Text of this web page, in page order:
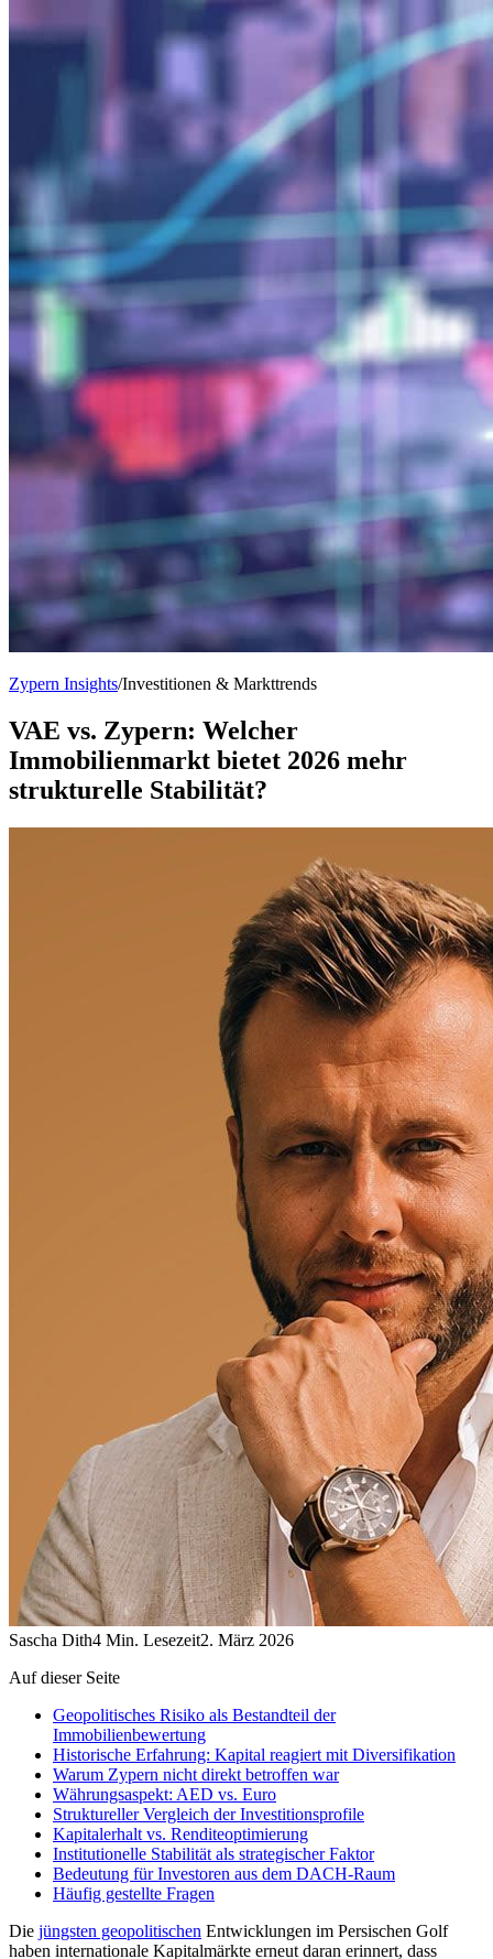
Zypern Insights/Investitionen & Markttrends
VAE vs. Zypern: Welcher
Immobilienmarkt bietet 2026 mehr
strukturelle Stabilität?
Sascha Dith4 Min. Lesezeit2. März 2026
Auf dieser Seite
Geopolitisches Risiko als Bestandteil der
Immobilienbewertung
Historische Erfahrung: Kapital reagiert mit Diversifikation
Warum Zypern nicht direkt betroffen war
Währungsaspekt: AED vs. Euro
Struktureller Vergleich der Investitionsprofile
Kapitalerhalt vs. Renditeoptimierung
Institutionelle Stabilität als strategischer Faktor
Bedeutung für Investoren aus dem DACH-Raum
Häufig gestellte Fragen
Die jüngsten geopolitischen Entwicklungen im Persischen Golf
haben internationale Kapitalmärkte erneut daran erinnert, dass